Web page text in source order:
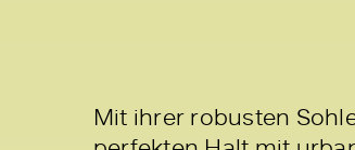
Mit ihrer robusten